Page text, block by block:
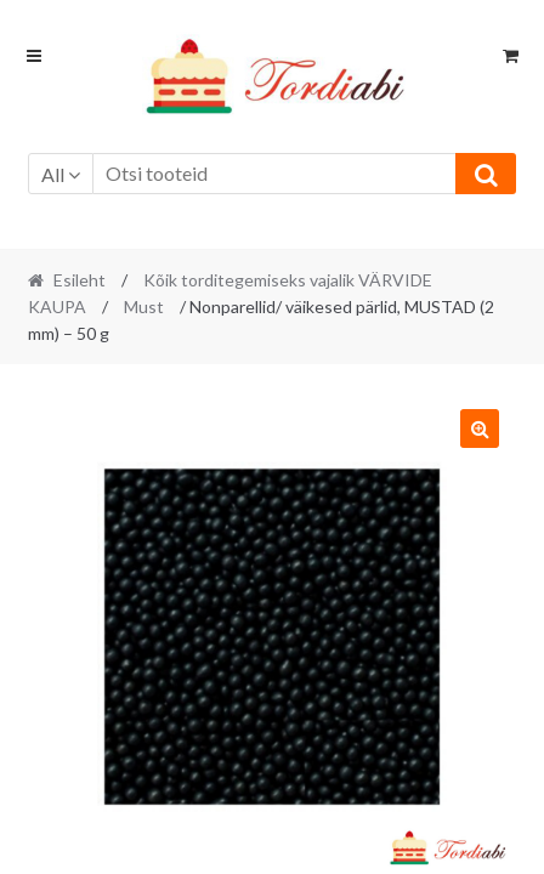
Skip
Skip
All
Esileht /
Kõik torditegemiseks vajalik VÄRVIDE
KAUPA
/ Must
/ Nonparellid/ väikesed pärlid, MUSTAD (2
mm) – 50 g